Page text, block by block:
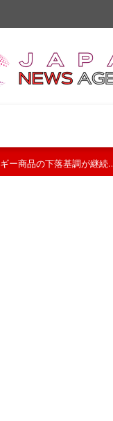
ー商品の下落基調が継続..